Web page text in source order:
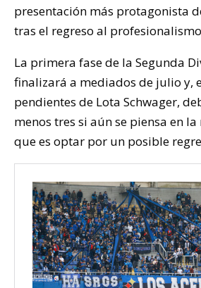
presentación más protagonista
tras el regreso al
La primera fase de la Segunda
finalizará a mediados de julio y,
pendientes de Lota Schwager,
menos tres si aún se piensa en
que es optar por un posible